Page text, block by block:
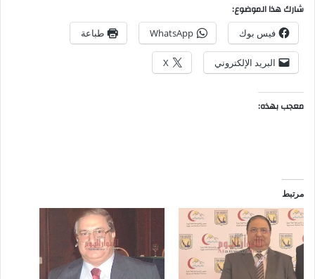
شارك هذا الموضوع:
فيس بوك WhatsApp طباعة
البريد الإلكتروني X
معجب بهذه:
مرتبط